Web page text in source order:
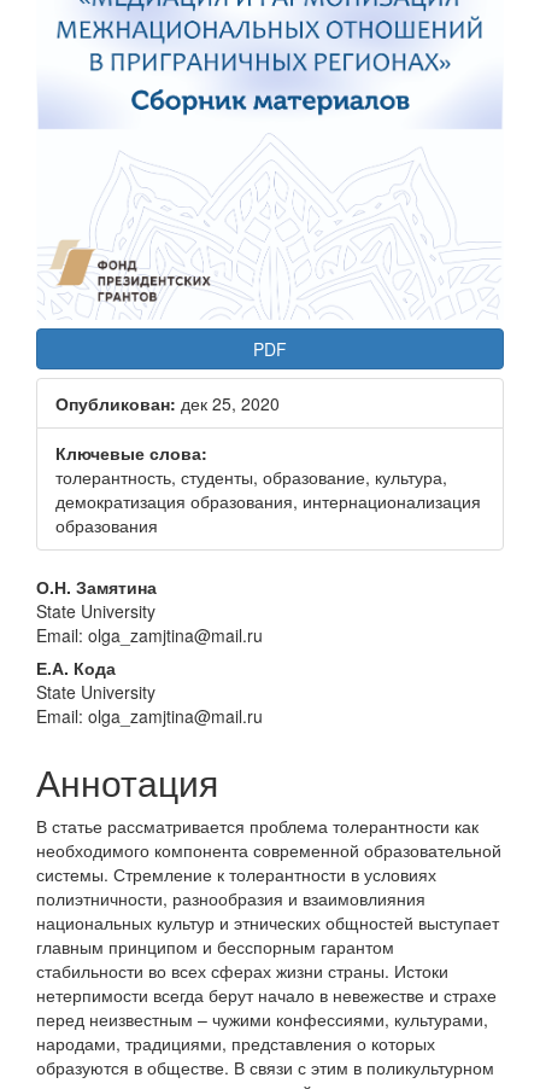
PDF
Опубликован: дек 25, 2020
Ключевые слова:
толерантность, студенты, образование, культура,
демократизация образования, интернационализация
образования
Основное
содержание
статьи
О.Н. Замятина
State University
Email: olga_zamjtina@mail.ru
Е.А. Кода
State University
Email: olga_zamjtina@mail.ru
Аннотация
В статье рассматривается проблема толерантности как
необходимого компонента современной образовательной
системы. Стремление к толерантности в условиях
полиэтничности, разнообразия и взаимовлияния
национальных культур и этнических общностей выступает
главным принципом и бесспорным гарантом
стабильности во всех сферах жизни страны. Истоки
нетерпимости всегда берут начало в невежестве и страхе
перед неизвестным – чужими конфессиями, культурами,
народами, традициями, представления о которых
образуются в обществе. В связи с этим в поликультурном